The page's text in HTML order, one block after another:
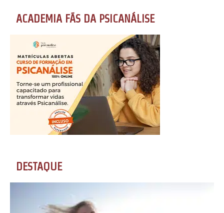
ACADEMIA FÃS DA PSICANÁLISE
DESTAQUE